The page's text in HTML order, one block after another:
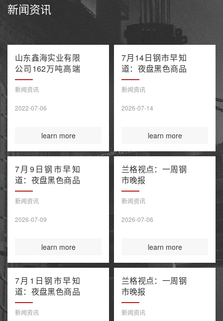
新闻资讯
山东鑫海实业有限
公司162万吨高端
不锈钢项目产能置
换方案公示
新闻资讯
2022-07-06
learn more
7月14日钢市早知
道：夜盘黑色商品
多数收跌 阿联酋
油轮在霍尔木兹海
伦特原油涨超9%
新闻资讯
2026-07-14
learn more
7月9日钢市早知
道：夜盘黑色商品
整体收涨 原油大
涨引爆全球债市抛
忘录“已终结”
新闻资讯
2026-07-09
learn more
兰格视点：一周钢
市晚报
新闻资讯
2026-07-06
learn more
7月1日钢市早知
道：夜盘黑色商品
窄幅波动 上半年
百强房企销售额降
新闻资讯
兰格视点：一周钢
市晚报
新闻资讯